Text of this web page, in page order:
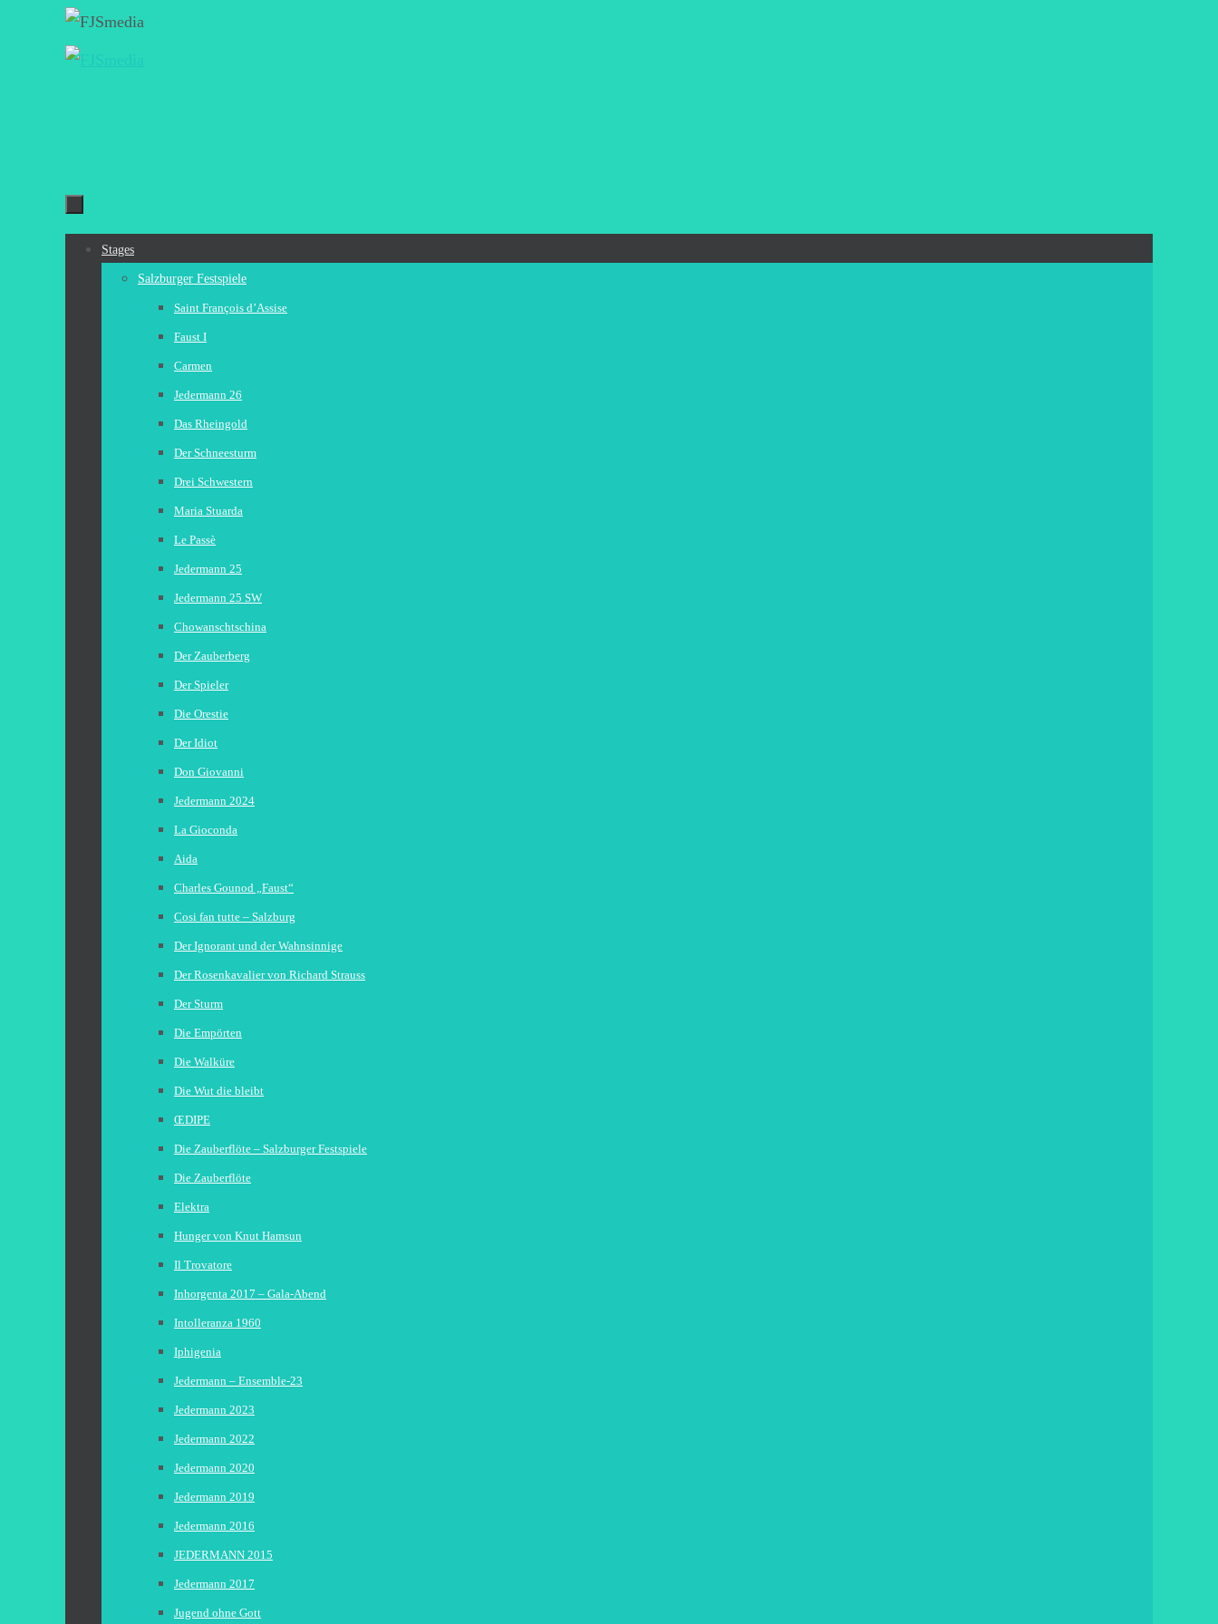
Zum
Stages
Salzburger Festspiele
Saint François d’Assise
Faust I
Carmen
Jedermann 26
Das Rheingold
Der Schneesturm
Drei Schwestern
Maria Stuarda
Le Passè
Jedermann 25
Jedermann 25 SW
Chowanschtschina
Der Zauberberg
Der Spieler
Die Orestie
Der Idiot
Don Giovanni
Jedermann 2024
La Gioconda
Aida
Charles Gounod „Faust“
Cosi fan tutte – Salzburg
Der Ignorant und der Wahnsinnige
Der Rosenkavalier von Richard Strauss
Der Sturm
Die Empörten
Die Walküre
Die Wut die bleibt
ŒDIPE
Die Zauberflöte – Salzburger Festspiele
Die Zauberflöte
Elektra
Hunger von Knut Hamsun
Il Trovatore
Inhorgenta 2017 – Gala-Abend
Intolleranza 1960
Iphigenia
Jedermann – Ensemble-23
Jedermann 2023
Jedermann 2022
Jedermann 2020
Jedermann 2019
Jedermann 2016
JEDERMANN 2015
Jedermann 2017
Jugend ohne Gott